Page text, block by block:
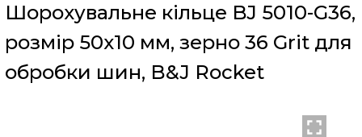
Шорохувальне кільце BJ 5010-G36,
розмір 50х10 мм, зерно 36 Grit для
обробки шин, B&J Rocket